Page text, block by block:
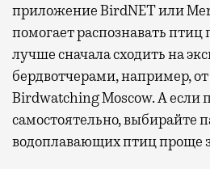
приложение BirdNET или
помогает распознавать птиц
лучше сначала сходить на
бердвотчерами, например,
Birdwatching Moscow. А если
самостоятельно, выбирайте
водоплавающих птиц проще